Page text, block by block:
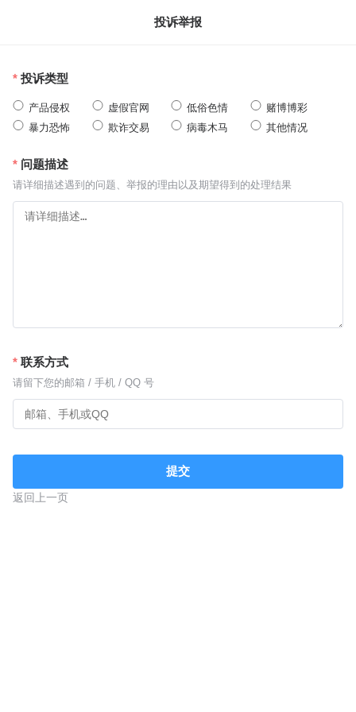
投诉举报
投诉类型
产品侵权 虚假官网 低俗色情
赌博博彩
暴力恐怖
欺诈交易 病毒木马 其他情况
问题描述
请详细描述遇到的问题、举报的理由以及期望得到的处理结果
联系方式
请留下您的邮箱 / 手机 / QQ 号
提交
返回上一页